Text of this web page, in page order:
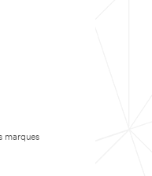
marques